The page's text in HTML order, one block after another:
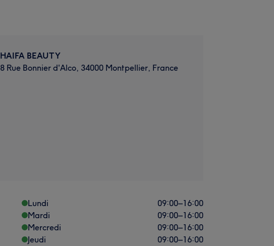
HAIFA BEAUTY
8 Rue Bonnier d'Alco, 34000 Montpellier, France
Lundi 09:00–16:00
Mardi
09:00–16:00
Mercredi
09:00–16:00
Jeudi
09:00–16:00